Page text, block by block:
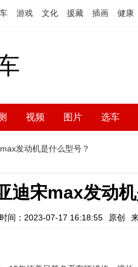
游戏 文化 援藏 插画 健康
视频 图片 选车
发动机是什么型号？
迪宋max发动
间：2023-07-17 16:18:55 原创